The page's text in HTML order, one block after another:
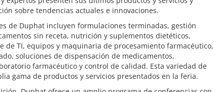
sobre tendencias actuales e innovaciones.
de Duphat incluyen formulaciones terminadas, gestión
sin receta, nutrición y suplementos dietéticos,
de TI, equipos y maquinaria de procesamiento farmacéutico,
soluciones de dispensación de medicamentos,
farmacéutico y control de calidad. Esta variedad de
gama de productos y servicios presentados en la feria.